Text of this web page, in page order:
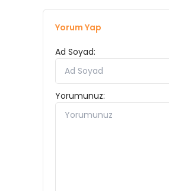
Yorum Yap
Ad Soyad:
Yorumunuz: